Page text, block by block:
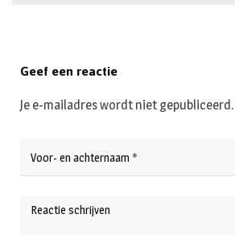
Geef een reactie
Je e-mailadres wordt niet gepubliceerd.